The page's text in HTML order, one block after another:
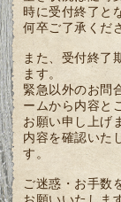
時に受付終了と
何卒ご了承くだ
また、受付終了
ます。
緊急以外のお問
ームから内容と
お願い申し上げ
内容を確認いた
す。
ご迷惑・お手数